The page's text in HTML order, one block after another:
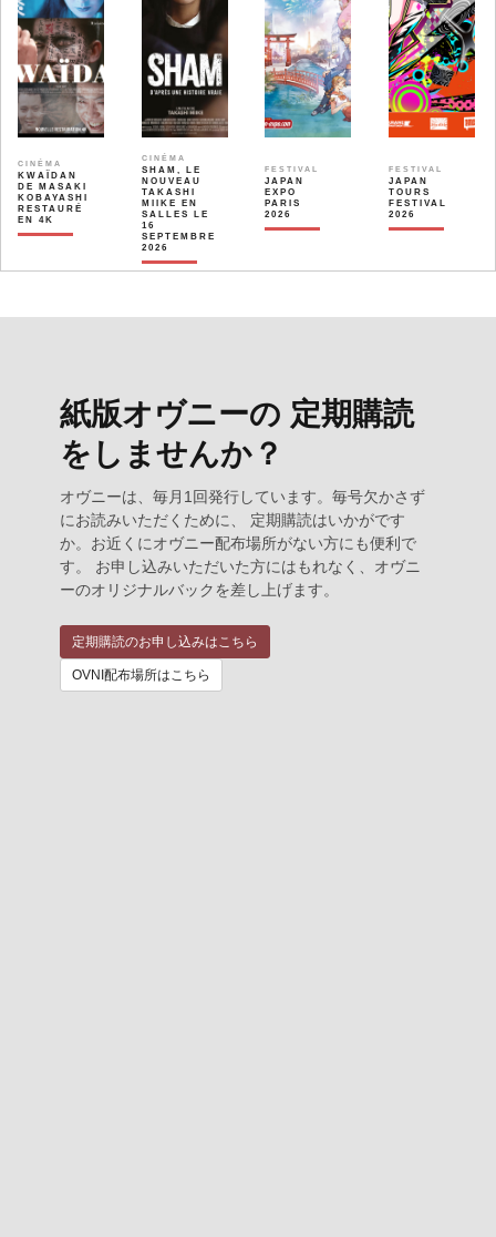
CINÉMA
KWAÏDAN
DE MASAKI
KOBAYASHI
RESTAURÉ
EN 4K
CINÉMA
SHAM, LE
NOUVEAU
TAKASHI
MIIKE EN
SALLES LE
16
SEPTEMBRE
2026
FESTIVAL
JAPAN
EXPO
PARIS
2026
FESTIVAL
JAPAN
TOURS
FESTIVAL
2026
紙版オヴニーの 定期購読
をしませんか？
オヴニーは、毎月1回発行しています。毎号欠かさず
にお読みいただくために、 定期購読はいかがです
か。お近くにオヴニー配布場所がない方にも便利で
す。 お申し込みいただいた方にはもれなく、オヴニ
ーのオリジナルバックを差し上げます。
定期購読のお申し込みはこちら
OVNI配布場所はこちら